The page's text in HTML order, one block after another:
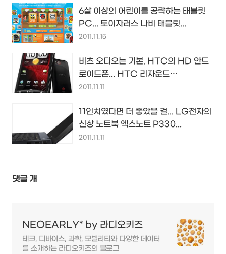
6살 이상의 어린이를 공략하는 태블릿
PC... 토이자러스 나비 태블릿...
2011.11.15
비츠 오디오는 기본, HTC의 HD 안드
로이드폰... HTC 리자운드
(Rezound)...
2011.11.11
11인치였다면 더 좋았을 걸... LG전자의
신상 노트북 엑스노트 P330...
2011.11.11
댓글 개
NEOEARLY* by 라디오키즈
테크, 디바이스, 과학, 모빌리티와 다양한 데이터
를 소개하는 라디오키즈의 블로그